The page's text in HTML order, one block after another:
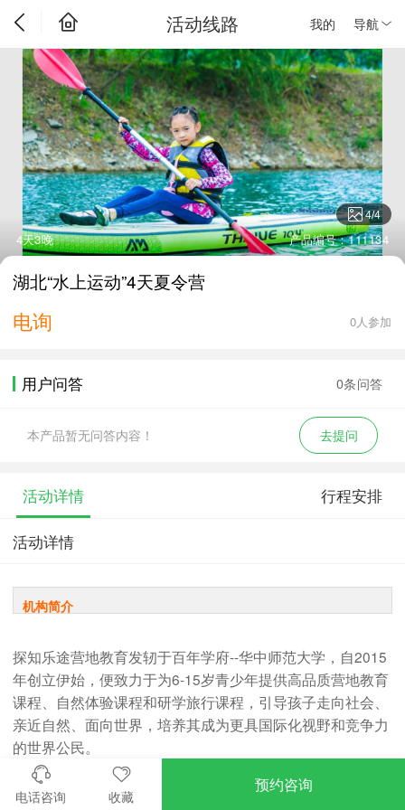
我的 导航
活动线路
4/4
4天3晚 产品编号：111134
湖北“水上运动”4天夏令营
电询 0人参加
用户问答 0条问答
本产品暂无问答内容！ 去提问
活动详情 行程安排
活动详情
机构简介
探知乐途营地教育发轫于百年学府--华中师范大学，自2015
年创立伊始，便致力于为6-15岁青少年提供高品质营地教育
课程、自然体验课程和研学旅行课程，引导孩子走向社会、
亲近自然、面向世界，培养其成为更具国际化视野和竞争力
的世界公民。
电话咨询 收藏
预约咨询